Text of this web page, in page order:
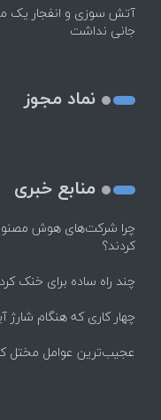
آتش سوزی و انفجار یک
جانی نداشت
نماد مجوز
منابع خبری
چرا شرکت‌های هوش
کردند؟
چند راه‌ ساده برای خنک
چهار کاری که هنگام شارژ
عجیب‌ترین عوامل مختل